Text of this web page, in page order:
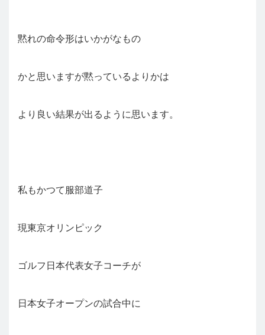
黙れの命令形はいかがなもの
かと思いますが黙っているよりかは
より良い結果が出るように思います。
私もかつて服部道子
現東京オリンピック
ゴルフ日本代表女子コーチが
日本女子オープンの試合中に